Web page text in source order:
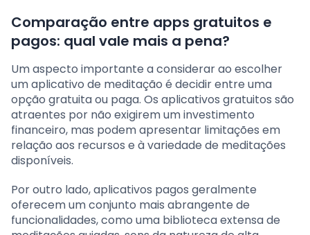
Comparação entre apps gratuitos e
pagos: qual vale mais a pena?
Um aspecto importante a considerar ao escolher
um aplicativo de meditação é decidir entre uma
opção gratuita ou paga. Os aplicativos gratuitos são
atraentes por não exigirem um investimento
financeiro, mas podem apresentar limitações em
relação aos recursos e à variedade de meditações
disponíveis.
Por outro lado, aplicativos pagos geralmente
oferecem um conjunto mais abrangente de
funcionalidades, como uma biblioteca extensa de